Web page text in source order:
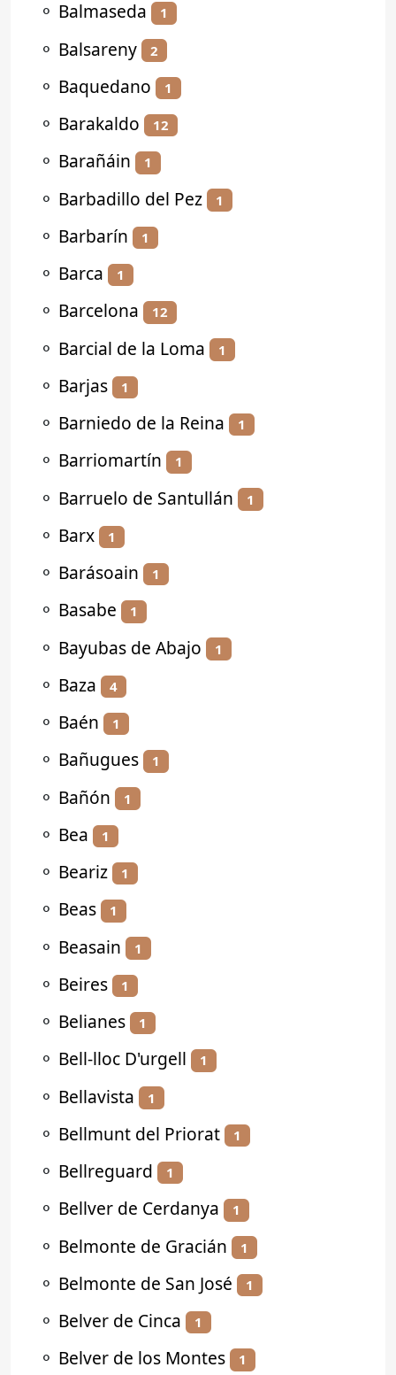
⚬ Balmaseda 1
⚬ Balsareny 2
⚬ Baquedano 1
⚬ Barakaldo 12
⚬ Barañáin 1
⚬ Barbadillo del Pez 1
⚬ Barbarín 1
⚬ Barca 1
⚬ Barcelona 12
⚬ Barcial de la Loma 1
⚬ Barjas 1
⚬ Barniedo de la Reina 1
⚬ Barriomartín 1
⚬ Barruelo de Santullán 1
⚬ Barx 1
⚬ Barásoain 1
⚬ Basabe 1
⚬ Bayubas de Abajo 1
⚬ Baza 4
⚬ Baén 1
⚬ Bañugues 1
⚬ Bañón 1
⚬ Bea 1
⚬ Beariz 1
⚬ Beas 1
⚬ Beasain 1
⚬ Beires 1
⚬ Belianes 1
⚬ Bell-lloc D'urgell 1
⚬ Bellavista 1
⚬ Bellmunt del Priorat 1
⚬ Bellreguard 1
⚬ Bellver de Cerdanya 1
⚬ Belmonte de Gracián 1
⚬ Belmonte de San José 1
⚬ Belver de Cinca 1
⚬ Belver de los Montes 1